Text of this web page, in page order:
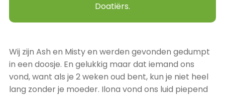
Doatiërs.
Wij zijn Ash en Misty en werden gevonden gedumpt
in een doosje. En gelukkig maar dat iemand ons
vond, want als je 2 weken oud bent, kun je niet heel
lang zonder je moeder. Ilona vond ons luid piepend